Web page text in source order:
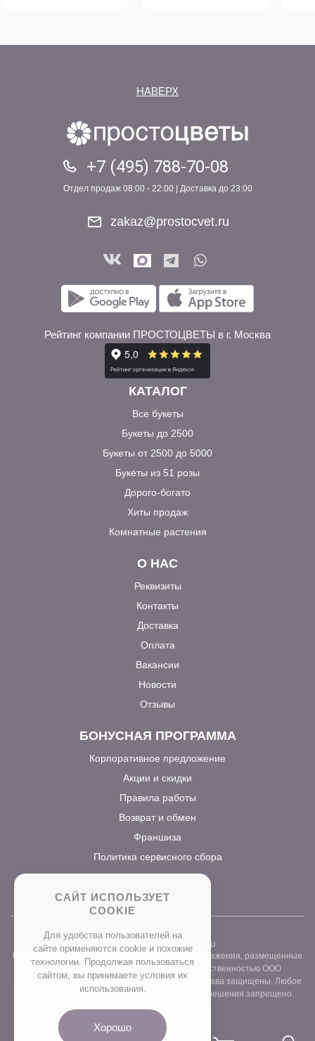
НАВЕРХ
+7 (495) 788-70-08
Отдел продаж 08:00 - 22:00 | Доставка до 23:00
zakaz@prostocvet.ru
Рейтинг компании ПРОСТОЦВЕТЫ в г. Москва
КАТАЛОГ
Все букеты
Букеты до 2500
Букеты от 2500 до 5000
Букеты из 51 розы
Дорого-богато
Хиты продаж
Комнатные растения
О НАС
Реквизиты
Контакты
Доставка
Оплата
Вакансии
Новости
Отзывы
БОНУСНАЯ ПРОГРАММА
Корпоративное предложение
Акции и скидки
Правила работы
Возврат и обмен
Франшиза
Политика сервисного сбора
www.prostocvet.ru
Вся текстовая информация и графические изображения, размещенные
на сайте интернет-магазина, являются собственностью ООО
«ПРОСТОБУКЕТ» ОГРН 1157746211248. Все права защищены. Любое
использование контента без письменного разрешения запрещено.
САЙТ ИСПОЛЬЗУЕТ
COOKIE
Для удобства пользователей на
сайте применяются сookie и похожие
технологии. Продолжая пользоваться
сайтом, вы принимаете условия их
использования.
Хорошо